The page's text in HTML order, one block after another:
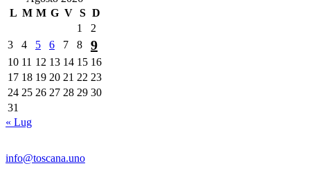
L M M G V S D
1
2
3
4 5 6 7 8 9
10 11 12 13 14 15 16
17 18 19 20 21 22 23
24 25 26 27 28 29 30
31
« Lug
info@toscana.uno